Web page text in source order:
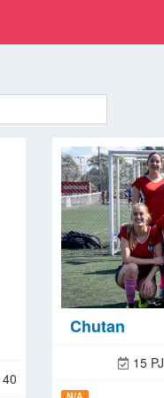
40
Chutan
15 PJ